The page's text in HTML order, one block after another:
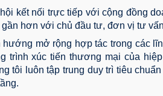
kết nối trực tiếp với cộng đồng
hơn với chủ đầu tư, đơn vị tư
mở rộng hợp tác trong các
trình xúc tiến thương mại của
tôi luôn tập trung duy trì tiêu